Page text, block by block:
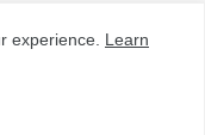
experience. Learn